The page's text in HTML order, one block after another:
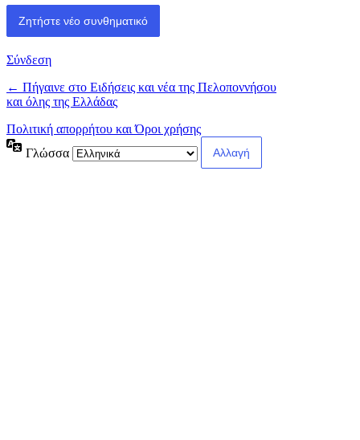
Σύνδεση
← Πήγαινε στο Ειδήσεις και νέα της Πελοποννήσου
και όλης της Ελλάδας
Πολιτική απορρήτου και Όροι χρήσης
Γλώσσα